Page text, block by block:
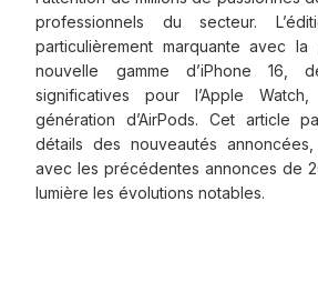
professionnels du secteur.
particulièrement marquante avec
nouvelle gamme d’iPhone 16,
significatives pour l’Apple
génération d’AirPods. Cet article
détails des nouveautés
avec les précédentes annonces de
lumière les évolutions notables.